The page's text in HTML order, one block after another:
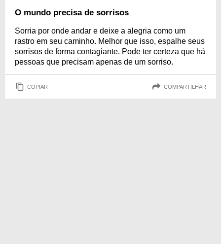
O mundo precisa de sorrisos
Sorria por onde andar e deixe a alegria como um
rastro em seu caminho. Melhor que isso, espalhe seus
sorrisos de forma contagiante. Pode ter certeza que há
pessoas que precisam apenas de um sorriso.
COPIAR COMPARTILHAR